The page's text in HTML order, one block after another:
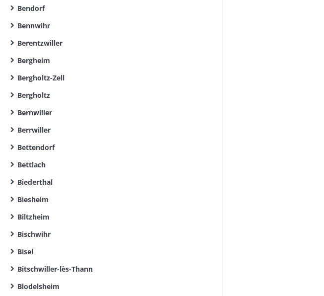
Bendorf
Bennwihr
Berentzwiller
Bergheim
Bergholtz-Zell
Bergholtz
Bernwiller
Berrwiller
Bettendorf
Bettlach
Biederthal
Biesheim
Biltzheim
Bischwihr
Bisel
Bitschwiller-lès-Thann
Blodelsheim